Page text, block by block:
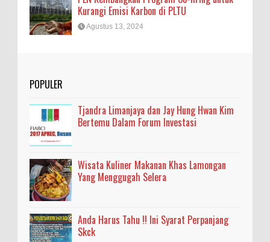
Kurangi Emisi Karbon di PLTU
Agustus 13, 2024
POPULER
Tjandra Limanjaya dan Jay Hung Hwan Kim
Bertemu Dalam Forum Investasi
Wisata Kuliner Makanan Khas Lamongan
Yang Menggugah Selera
Anda Harus Tahu !! Ini Syarat Perpanjang
Skck